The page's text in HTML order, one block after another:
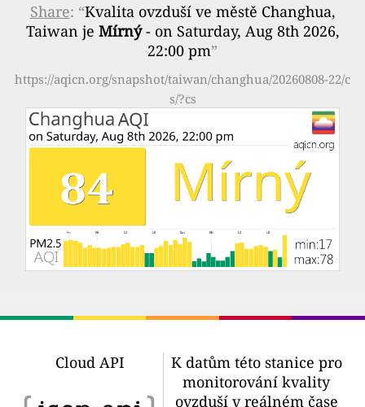
Share: “Kvalita ovzduší ve městě Changhua,
Taiwan je Mírný- on Saturday, Aug 8th 2026,
22:00 pm”
https://aqicn.org/snapshot/taiwan/changhua/20260808-22/c
s/?cs
Cloud API
K datům této stanice pro
monitorování kvality
ovzduší v reálném čase